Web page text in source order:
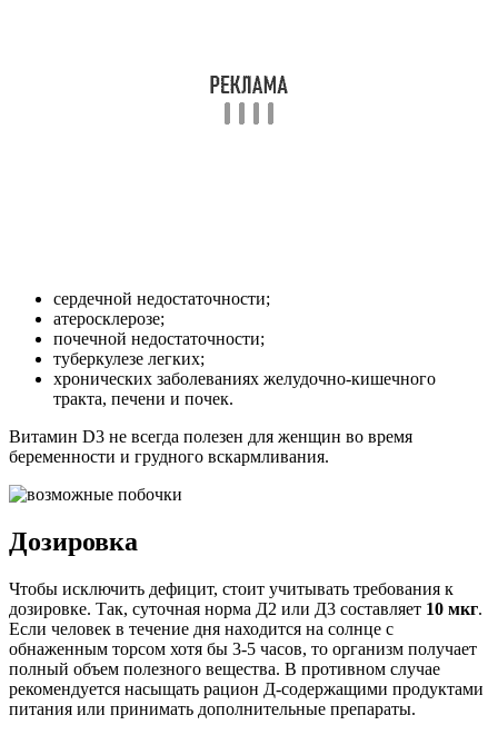
сердечной недостаточности;
атеросклерозе;
почечной недостаточности;
туберкулезе легких;
хронических заболеваниях желудочно-кишечного
тракта, печени и почек.
Витамин D3 не всегда полезен для женщин во время
беременности и грудного вскармливания.
Дозировка
Чтобы исключить дефицит, стоит учитывать требования к
дозировке. Так, суточная норма Д2 или Д3 составляет 10 мкг.
Если человек в течение дня находится на солнце с
обнаженным торсом хотя бы 3-5 часов, то организм получает
полный объем полезного вещества. В противном случае
рекомендуется насыщать рацион Д-содержащими продуктами
питания или принимать дополнительные препараты.